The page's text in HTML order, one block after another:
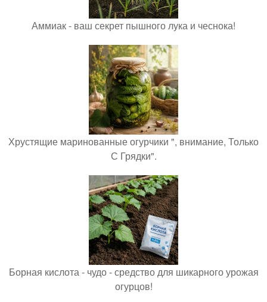
Аммиак - ваш секрет пышного лука и чеснока!
Хрустящие маринованные огурчики ", внимание, Только
С Грядки".
Борная кислота - чудо - средство для шикарного урожая
огурцов!